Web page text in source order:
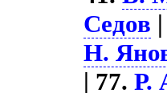
Седов
Н.
| 77.Р.